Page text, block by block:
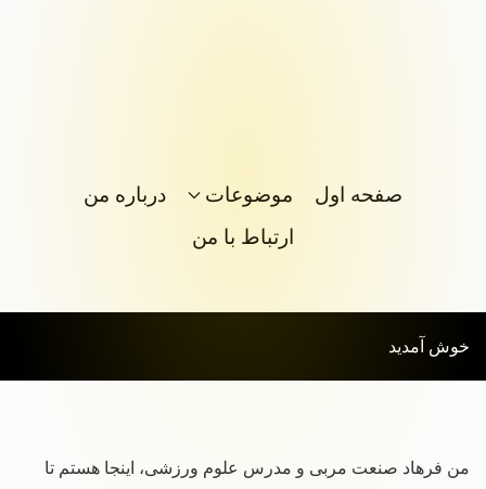
صفحه اول موضوعات
درباره من
ارتباط با من
خوش آمدید
من فرهاد صنعت مربی و مدرس علوم ورزشی، اینجا هستم تا